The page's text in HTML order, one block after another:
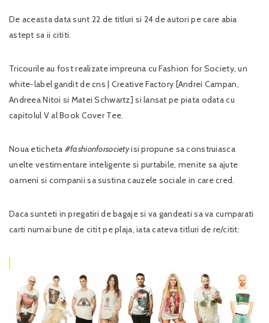
De aceasta data sunt 22 de titluri si 24 de autori pe care abia
astept sa ii cititi.
Tricourile au fost realizate impreuna cu Fashion for Society, un
white-label gandit de cns | Creative Factory [Andrei Campan,
Andreea Nitoi si Matei Schwartz] si lansat pe piata odata cu
capitolul V al Book Cover Tee.
Noua eticheta #fashionforsocietyisi propune sa construiasca
unelte vestimentare inteligente si purtabile, menite sa ajute
oameni si companii sa sustina cauzele sociale in care cred.
Daca sunteti in pregatiri de bagaje si va gandeati sa va cumparati
carti numai bune de citit pe plaja, iata cateva titluri de re/citit: